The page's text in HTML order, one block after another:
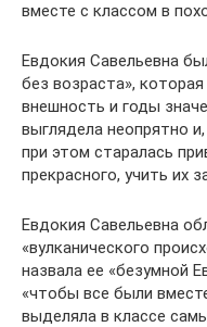
вместе с классом в
Евдокия Савельевна
без возраста»,
внешность и годы
выглядела неопрятно
при этом старалась
прекрасного, учить их
Евдокия Савельевна
«вулканического
назвала ее «безумной
«чтобы все были
выделяла в классе